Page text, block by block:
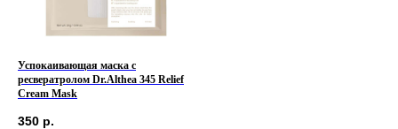
Успокаивающая маска с
ресвератролом Dr.Althea 345 Relief
Cream Mask
350 р.